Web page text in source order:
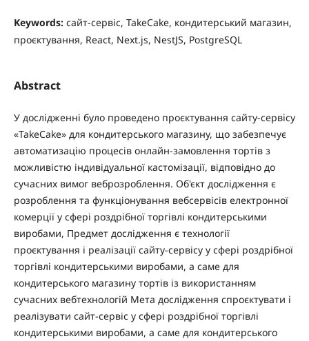
Keywords: сайт-сервіс, TakeCake, кондитерський магазин,
проєктування, React, Next.js, NestJS, PostgreSQL
Abstract
У дослідженні було проведено проєктування сайту-сервісу
«TakeCake» для кондитерського магазину, що забезпечує
автоматизацію процесів онлайн-замовлення тортів з
можливістю індивідуальної кастомізації, відповідно до
сучасних вимог веброзроблення. Об'єкт дослідження є
розроблення та функціонування вебсервісів електронної
комерції у сфері роздрібної торгівлі кондитерськими
виробами, Предмет дослідження є технології
проєктування і реалізації сайту-сервісу у сфері роздрібної
торгівлі кондитерськими виробами, а саме для
кондитерського магазину тортів із використанням
сучасних вебтехнологій Мета дослідження спроєктувати і
реалізувати сайт-сервіс у сфері роздрібної торгівлі
кондитерськими виробами, а саме для кондитерського